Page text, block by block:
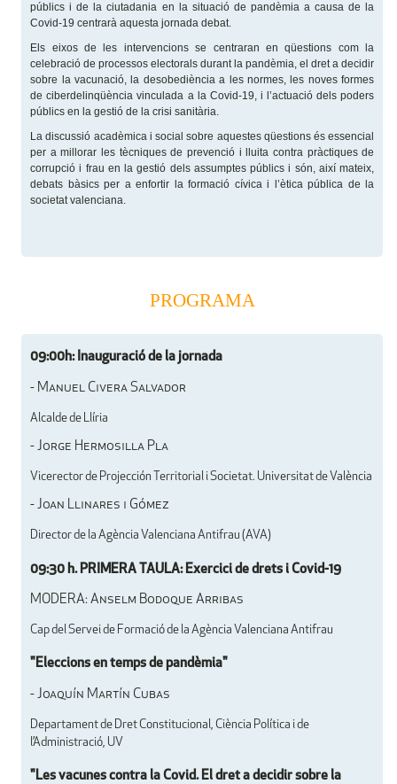
públics i de la ciutadania en la situació de pandèmia a causa de la
Covid-19 centrarà aquesta jornada debat.
Els eixos de les intervencions se centraran en qüestions com la
celebració de processos electorals durant la pandèmia, el dret a decidir
sobre la vacunació, la desobediència a les normes, les noves formes
de ciberdelinqüència vinculada a la Covid-19, i l’actuació dels poders
públics en la gestió de la crisi sanitària.
La discussió acadèmica i social sobre aquestes qüestions és essencial
per a millorar les tècniques de prevenció i lluita contra pràctiques de
corrupció i frau en la gestió dels assumptes públics i són, així mateix,
debats bàsics per a enfortir la formació cívica i l’ètica pública de la
societat valenciana.
PROGRAMA
09:00h: Inauguració de la jornada
- Manuel Civera Salvador
Alcalde de Llíria
- Jorge Hermosilla Pla
Vicerector de Projección Territorial i Societat. Universitat de València
- Joan Llinares i Gómez
Director de la Agència Valenciana Antifrau (AVA)
09:30 h. PRIMERA TAULA: Exercici de drets i Covid-19
MODERA: Anselm Bodoque Arribas
Cap del Servei de Formació de la Agència Valenciana Antifrau
"Eleccions en temps de pandèmia"
- Joaquín Martín Cubas
Departament de Dret Constitucional, Ciència Política i de
l’Administració, UV
"Les vacunes contra la Covid. El dret a decidir sobre la